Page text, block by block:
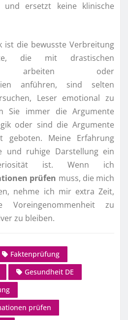
und ersetzt keine klinische
ist die bewusste Verbreitung
die mit drastischen
arbeiten oder
anführen, sind selten
Leser emotional zu
Sie immer die Argumente
oder sind die Argumente
geboten. Meine Erfahrung
und ruhige Darstellung ein
ist. Wenn ich
prüfen muss, die mich
nehme ich mir extra Zeit,
zu
zu bleiben.
Faktenprüfung
Gesundheit DE
prüfen